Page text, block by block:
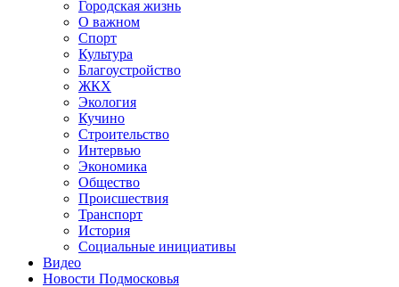
Городская жизнь
О важном
Спорт
Культура
Благоустройство
ЖКХ
Экология
Кучино
Строительство
Интервью
Экономика
Общество
Происшествия
Транспорт
История
Социальные инициативы
Видео
Новости Подмосковья